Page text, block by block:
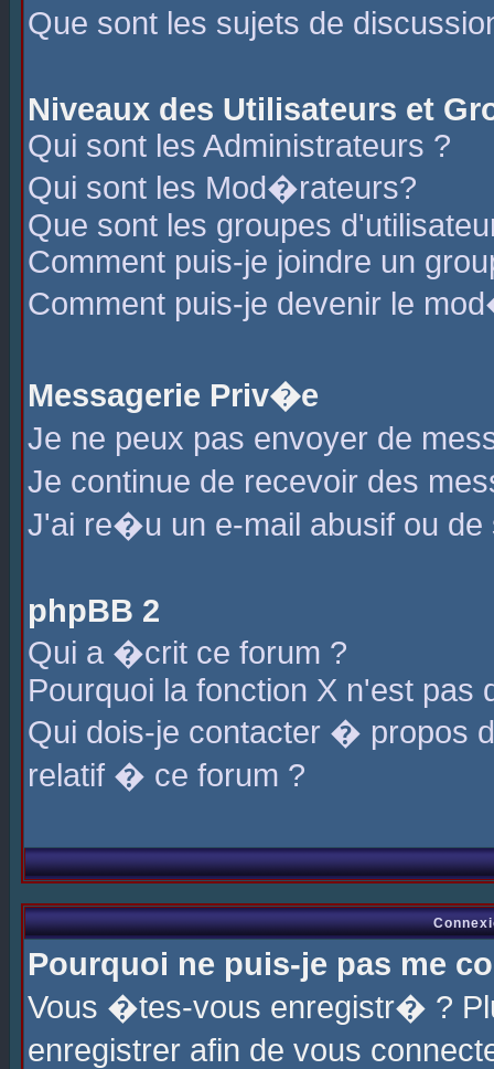
Que sont les sujets de
Niveaux des Utilisateurs et
Qui sont les Administrateurs ?
Qui sont les Mod�rateurs?
Que sont les groupes
Comment puis-je joindre un
Comment puis-je devenir le
Messagerie Priv�e
Je ne peux pas envoyer de
Je continue de recevoir des
J'ai re�u un e-mail abusif ou de
phpBB 2
Qui a �crit ce forum ?
Pourquoi la fonction X n'est pas
Qui dois-je contacter � propos
relatif � ce forum ?
Pourquoi ne puis-je pas me
Vous �tes-vous enregistr� ?
enregistrer afin de vous